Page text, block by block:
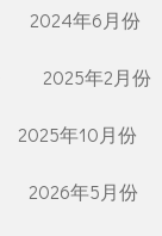
2024年6月份
2025年2月份
2025年10月份
2026年5月份